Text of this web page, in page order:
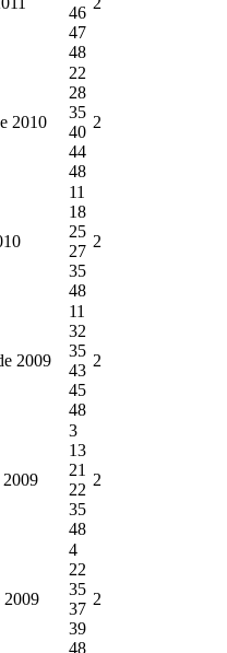
46
47
48
2010
22
28
35
40
44
48
2
11
18
25
27
35
48
2
2009
11
32
35
43
45
48
2
2009
3
13
21
22
35
48
2
2009
4
22
35
37
39
48
2